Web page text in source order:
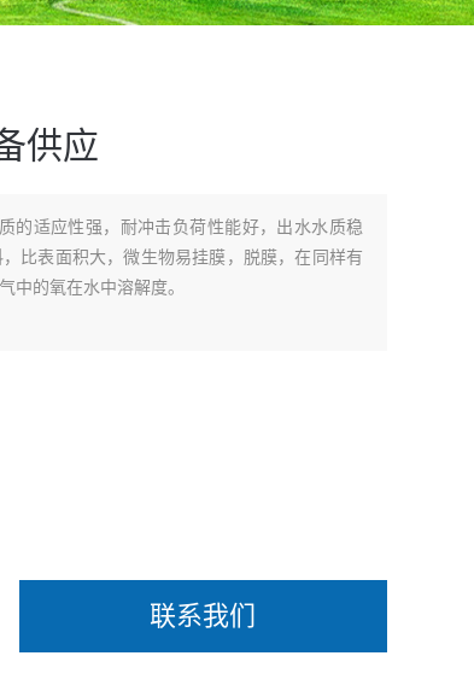
供应
比表面积大，微生物易挂膜，脱膜，在同样有
中的氧在水中溶解度。
联系我们